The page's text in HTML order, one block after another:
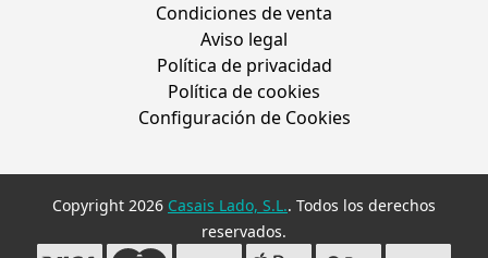
Condiciones de venta
Aviso legal
Política de privacidad
Política de cookies
Configuración de Cookies
Copyright 2026 Casais Lado, S.L.. Todos los derechos
reservados.